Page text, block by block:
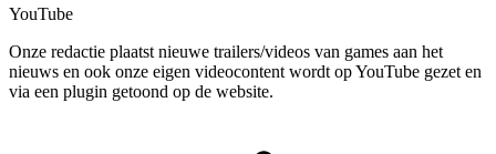
YouTube
Onze redactie plaatst nieuwe trailers/videos van games aan het
nieuws en ook onze eigen videocontent wordt op YouTube gezet en
via een plugin getoond op de website.